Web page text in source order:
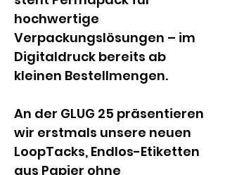
hochwertige
Verpackungslösungen – im
Digitaldruck bereits ab
kleinen Bestellmengen.
An der GLUG 25 präsentieren
wir erstmals unsere neuen
LoopTacks, Endlos-Etiketten
aus Papier ohne